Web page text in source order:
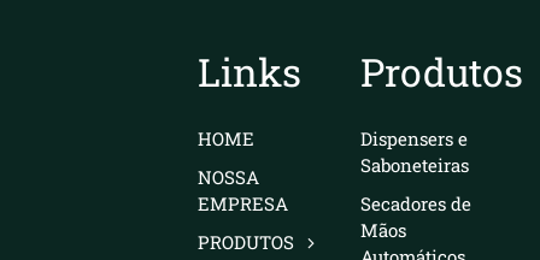
Links
HOME
NOSSA
EMPRESA
PRODUTOS
Produtos
Dispensers e
Saboneteiras
Secadores de
Mãos